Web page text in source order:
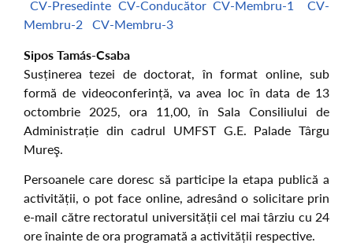
CV-Presedinte CV-Conducător CV-Membru-1
CV-
Membru-2 CV-Membru-3
Sipos Tamás-Csaba
Susținerea tezei de doctorat, în format online, sub
formă de videoconferință, va avea loc în data de 13
octombrie 2025, ora 11,00, în Sala Consiliului de
Administrație din cadrul UMFST G.E. Palade Târgu
Mureş.
Persoanele care doresc să participe la etapa publică a
activității, o pot face online, adresând o solicitare prin
e-mail către rectoratul universității cel mai târziu cu 24
ore înainte de ora programată a activității respective.